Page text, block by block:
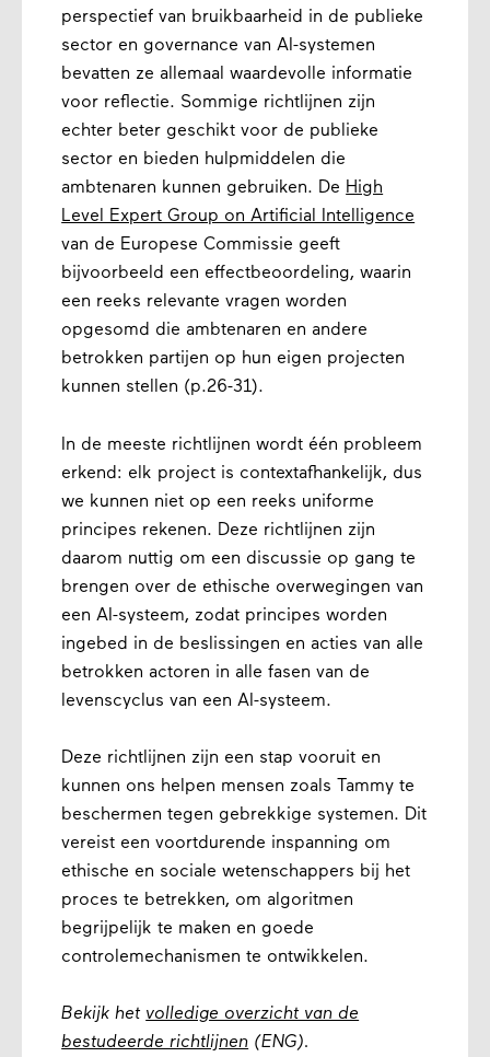
perspectief van bruikbaarheid in de publieke
sector en governance van AI-systemen
bevatten ze allemaal waardevolle informatie
voor reflectie. Sommige richtlijnen zijn
echter beter geschikt voor de publieke
sector en bieden hulpmiddelen die
ambtenaren kunnen gebruiken. De High
Level Expert Group on Artificial Intelligence
van de Europese Commissie geeft
bijvoorbeeld een effectbeoordeling, waarin
een reeks relevante vragen worden
opgesomd die ambtenaren en andere
betrokken partijen op hun eigen projecten
kunnen stellen (p.26-31).
In de meeste richtlijnen wordt één probleem
erkend: elk project is contextafhankelijk, dus
we kunnen niet op een reeks uniforme
principes rekenen. Deze richtlijnen zijn
daarom nuttig om een ​​discussie op gang te
brengen over de ethische overwegingen van
een AI-systeem, zodat principes worden
ingebed in de beslissingen en acties van alle
betrokken actoren in alle fasen van de
levenscyclus van een AI-systeem.
Deze richtlijnen zijn een stap vooruit en
kunnen ons helpen mensen zoals Tammy te
beschermen tegen gebrekkige systemen. Dit
vereist een voortdurende inspanning om
ethische en sociale wetenschappers bij het
proces te betrekken, om algoritmen
begrijpelijk te maken en goede
controlemechanismen te ontwikkelen.
Bekijk het volledige overzicht van de
bestudeerde richtlijnen (ENG).